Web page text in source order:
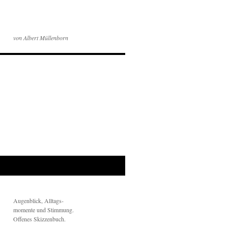
von Albert Müllenborn
Augenblick, Alltags-
momente und Stimmung.
Offenes Skizzenbuch.